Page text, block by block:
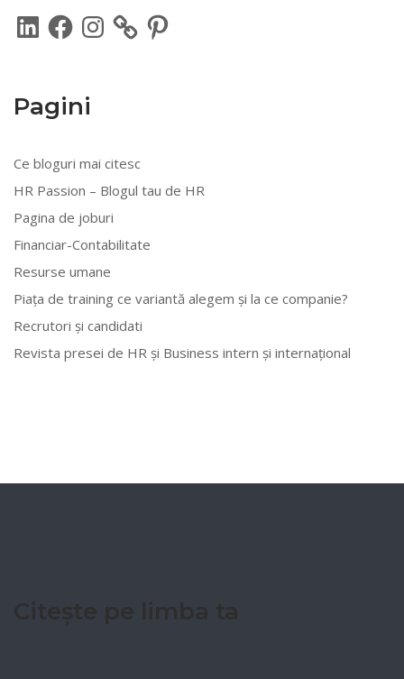
LinkedInFacebookInstagram Pinterest
Pagini
Ce bloguri mai citesc
HR Passion – Blogul tau de HR
Pagina de joburi
Financiar-Contabilitate
Resurse umane
Piața de training ce variantă alegem și la ce companie?
Recrutori și candidati
Revista presei de HR și Business intern și internațional